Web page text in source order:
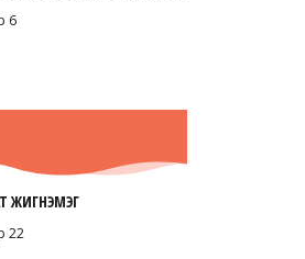
6
ЖИГНЭМЭГ
22